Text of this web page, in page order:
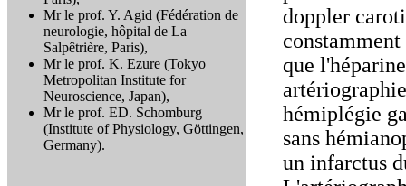
Mr le prof. Y. Agid (Fédération de
neurologie, hôpital de La
Salpêtrière, Paris),
Mr le prof. K. Ezure (Tokyo
Metropolitan Institute for
Neuroscience, Japan),
Mr le prof. ED. Schomburg
(Institute of Physiology, Göttingen,
Germany).
doppler
que
hémiplégie
sans
un infarctus